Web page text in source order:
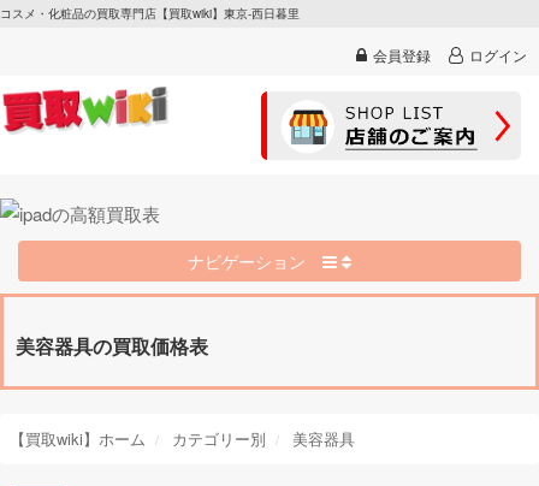
コスメ・化粧品の買取専門店【買取wiki】東京-西日暮里
会員登録 ログイン
ナビゲーション
美容器具の買取価格表
【買取wiki】ホーム カテゴリー別 美容器具